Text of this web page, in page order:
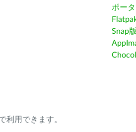
利用できます。
ポー
Snap版